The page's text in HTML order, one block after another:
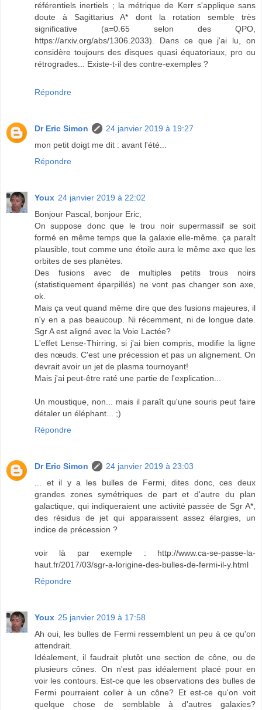
référentiels inertiels ; la métrique de Kerr s'applique sans
doute à Sagittarius A* dont la rotation semble très
significative (a=0.65 selon des QPO,
https://arxiv.org/abs/1306.2033). Dans ce que j'ai lu, on
considère toujours des disques quasi équatoriaux, pro ou
rétrogrades... Existe-t-il des contre-exemples ?
Répondre
Dr Eric Simon
24 janvier 2019 à 19:27
mon petit doigt me dit : avant l'été...
Répondre
Youx 24 janvier 2019 à 22:02
Bonjour Pascal, bonjour Eric,
On suppose donc que le trou noir supermassif se soit
formé en même temps que la galaxie elle-même. ça paraît
plausible, tout comme une étoile aura le même axe que les
orbites de ses planètes.
Des fusions avec de multiples petits trous noirs
(statistiquement éparpillés) ne vont pas changer son axe,
ok.
Mais ça veut quand même dire que des fusions majeures, il
n'y en a pas beaucoup. Ni récemment, ni de longue date.
Sgr A est aligné avec la Voie Lactée?
L'effet Lense-Thirring, si j'ai bien compris, modifie la ligne
des nœuds. C'est une précession et pas un alignement. On
devrait avoir un jet de plasma tournoyant!
Mais j'ai peut-être raté une partie de l'explication...
Un moustique, non... mais il paraît qu'une souris peut faire
détaler un éléphant... ;)
Répondre
Dr Eric Simon
24 janvier 2019 à 23:03
... et il y a les bulles de Fermi, dites donc, ces deux
grandes zones symétriques de part et d'autre du plan
galactique, qui indiqueraient une activité passée de Sgr A*,
des résidus de jet qui apparaissent assez élargies, un
indice de précession ?
voir là par exemple : http://www.ca-se-passe-la-
haut.fr/2017/03/sgr-a-lorigine-des-bulles-de-fermi-il-y.html
Répondre
Youx 25 janvier 2019 à 17:58
Ah oui, les bulles de Fermi ressemblent un peu à ce qu'on
attendrait.
Idéalement, il faudrait plutôt une section de cône, ou de
plusieurs cônes. On n'est pas idéalement placé pour en
voir les contours. Est-ce que les observations des bulles de
Fermi pourraient coller à un cône? Et est-ce qu'on voit
quelque chose de semblable à d'autres galaxies?